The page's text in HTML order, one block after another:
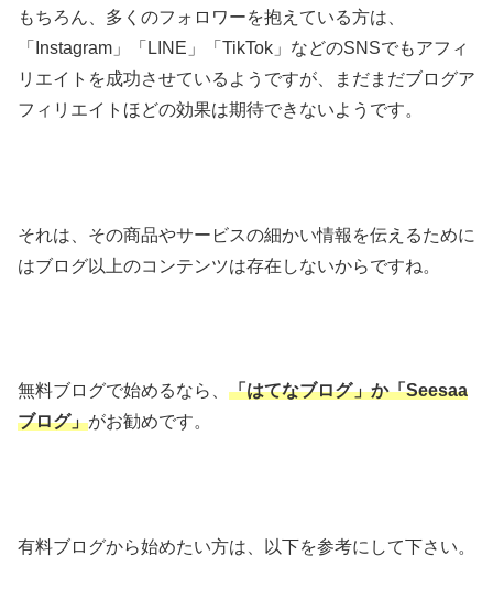
もちろん、多くのフォロワーを抱えている方は、
「Instagram」「LINE」「TikTok」などのSNSでもアフィ
リエイトを成功させているようですが、まだまだブログア
フィリエイトほどの効果は期待できないようです。
それは、その商品やサービスの細かい情報を伝えるために
はブログ以上のコンテンツは存在しないからですね。
無料ブログで始めるなら、 「はてなブログ」か「Seesaa
ブログ」がお勧めです。
有料ブログから始めたい方は、以下を参考にして下さい。